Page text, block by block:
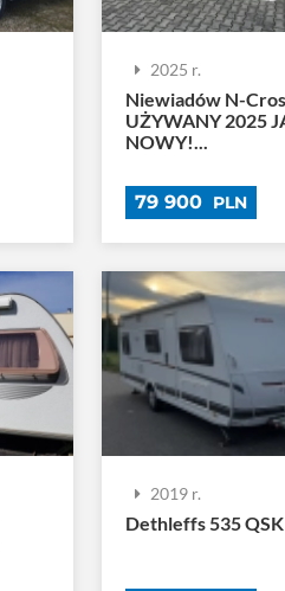
2025 r.
Niewiadów N-
UŻYWANY 2025
NOWY!...
79 900 PLN
2019 r.
Dethleffs 535 QSK